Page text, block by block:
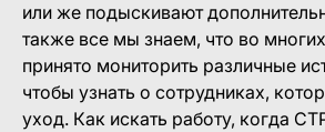
или же подыскивают
также все мы знаем, что во
принято мониторить различные
чтобы узнать о сотрудниках,
уход. Как искать работу, когда